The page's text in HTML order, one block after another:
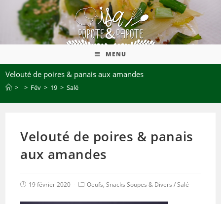
MENU
Velouté de poires & panais aux amandes
> > Fév > 19 > Salé
Velouté de poires & panais
aux amandes
19 février 2020 Oeufs, Snacks Soupes & Divers /Salé